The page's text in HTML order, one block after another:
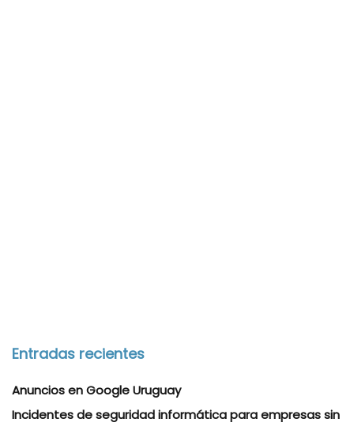
Entradas recientes
Anuncios en Google Uruguay
Incidentes de seguridad informática para empresas sin